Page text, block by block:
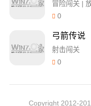
冒险闯关 |
0
弓箭传说
射击闯关
0
Copyright 2012-